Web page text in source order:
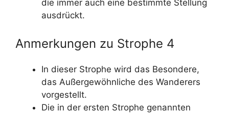
die immer auch eine bestimmte Stellung
ausdrückt.
Anmerkungen zu Strophe 4
In dieser Strophe wird das Besondere,
das Außergewöhnliche des Wanderers
vorgestellt.
Die in der ersten Strophe genannten